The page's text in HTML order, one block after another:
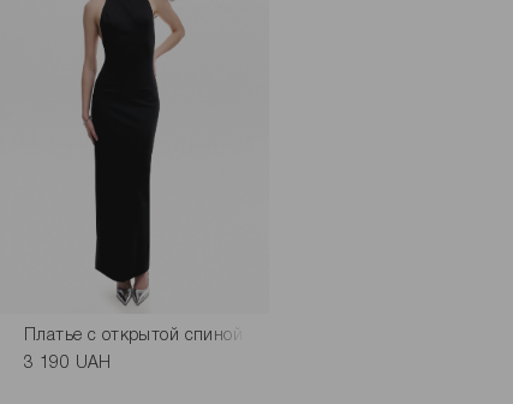
Платье с открытой спиной в черном цвете
3 190 UAH